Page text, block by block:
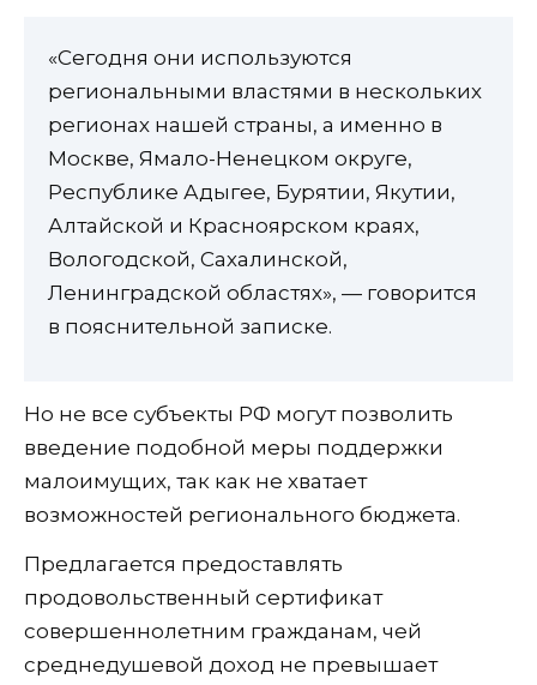
«Сегодня они используются
региональными властями в нескольких
регионах нашей страны, а именно в
Москве, Ямало-Ненецком округе,
Республике Адыгее, Бурятии, Якутии,
Алтайской и Красноярском краях,
Вологодской, Сахалинской,
Ленинградской областях», — говорится
в пояснительной записке.
Но не все субъекты РФ могут позволить
введение подобной меры поддержки
малоимущих, так как не хватает
возможностей регионального бюджета.
Предлагается предоставлять
продовольственный сертификат
совершеннолетним гражданам, чей
среднедушевой доход не превышает